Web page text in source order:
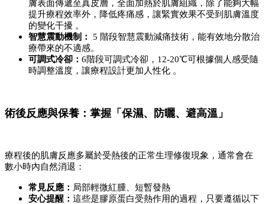
膚表面傳遞至真皮層，全面加熱於肌膚組織，除了能夠大幅
提升療程效率外，降低疼痛感，讓緊實效果不受到肌膚溫度
的變化干擾 。
智慧震動機制：
5 階段智慧震動減痛技術，能有效地分散治
療帶來的不適感。
可調式冷卻： 6階段可調式冷卻，12-20℃可根據個人感受隨
時調整溫度，讓療程設計更加人性化 。
術後反應與保養：掌握「保濕、防曬、避高溫」
療程後的肌膚反應多屬於受熱後的正常生理修復現象，通常會在
數小時內自然消退：
常見反應： 局部輕微紅腫、短暫發熱
安心提醒： 這些是膠原蛋白受熱作用的過程，只要遵循以下